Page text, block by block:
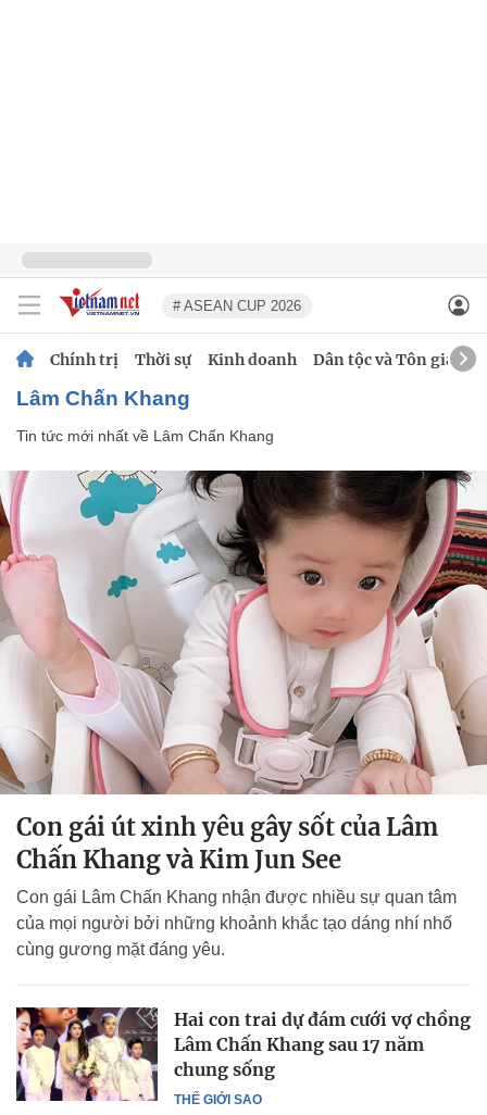
# ASEAN CUP 2026
Chính trị Thời sự Kinh doanh Dân tộc và Tôn giáo
Lâm Chấn Khang
Tin tức mới nhất về Lâm Chấn Khang
Con gái út xinh yêu gây sốt của Lâm
Chấn Khang và Kim Jun See
Con gái Lâm Chấn Khang nhận được nhiều sự quan tâm
của mọi người bởi những khoảnh khắc tạo dáng nhí nhố
cùng gương mặt đáng yêu.
THẾ GIỚI SAO
Hai con trai dự đám cưới vợ chồng
Lâm Chấn Khang sau 17 năm
chung sống